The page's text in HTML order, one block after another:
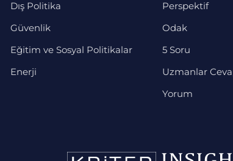
Dış Politika
Güvenlik
Eğitim ve Sosyal Politikalar
Enerji
Perspektif
Odak
5 Soru
Uzmanlar
Yorum